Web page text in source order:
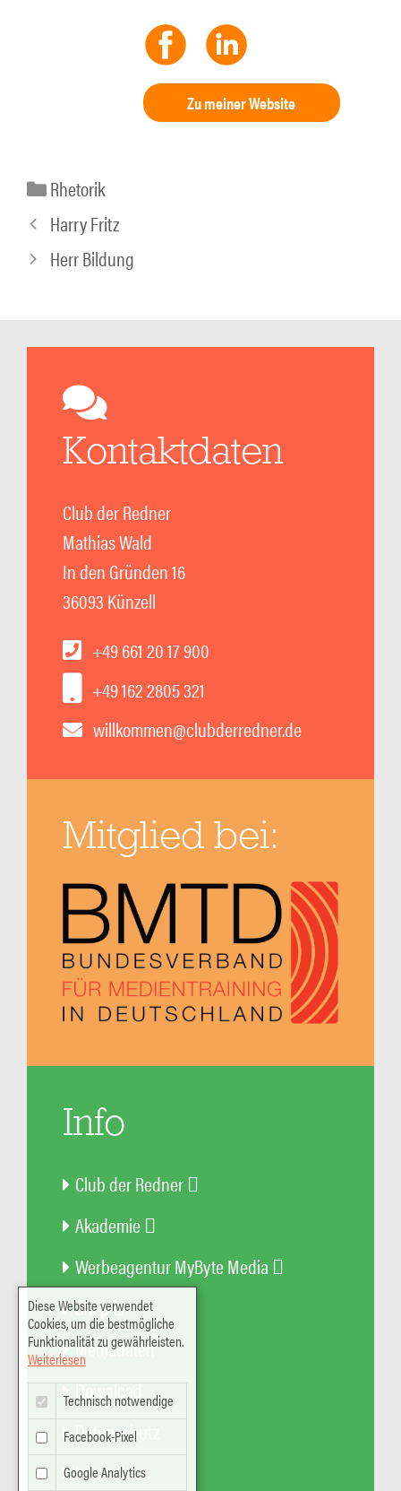
Zu meiner Website
Kategorien
Rhetorik
Harry Fritz
Herr Bildung
Kontaktdaten
Club der Redner
Mathias Wald
In den Gründen 16
36093 Künzell
+49 661 20 17 900
+49 162 2805 321
willkommen@clubderredner.de
Mitglied bei:
Info
Club der Redner
Akademie
Werbeagentur MyByte Media
Shop
Mediadaten
Download
Datenschutz
Impressum
Diese Website verwendet
Cookies, um die bestmögliche
Funktionalität zu gewährleisten.
Weiterlesen
Technisch notwendige
Facebook-Pixel
Google Analytics